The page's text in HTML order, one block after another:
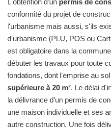
conformité du projet de
l'urbanisme mais aussi, s'ils
d'urbanisme (PLU, POS ou
est obligatoire dans la
débuter les travaux pour toute
fondations, dont l'emprise au
supérieure à 20 m². Le délai
la délivrance d'un permis de
une maison individuelle et ses
autre construction. Une fois